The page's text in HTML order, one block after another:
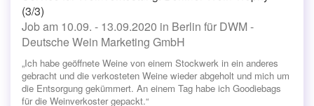
(3/3)
Job am 10.09. - 13.09.2020 in Berlin für DWM -
Deutsche Wein Marketing GmbH
„Ich habe geöffnete Weine von einem Stockwerk in ein anderes
gebracht und die verkosteten Weine wieder abgeholt und mich um
die Entsorgung gekümmert. An einem Tag habe ich Goodiebags
für die Weinverkoster gepackt.“